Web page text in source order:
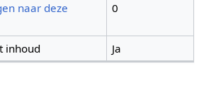
naar deze
0
inhoud Ja